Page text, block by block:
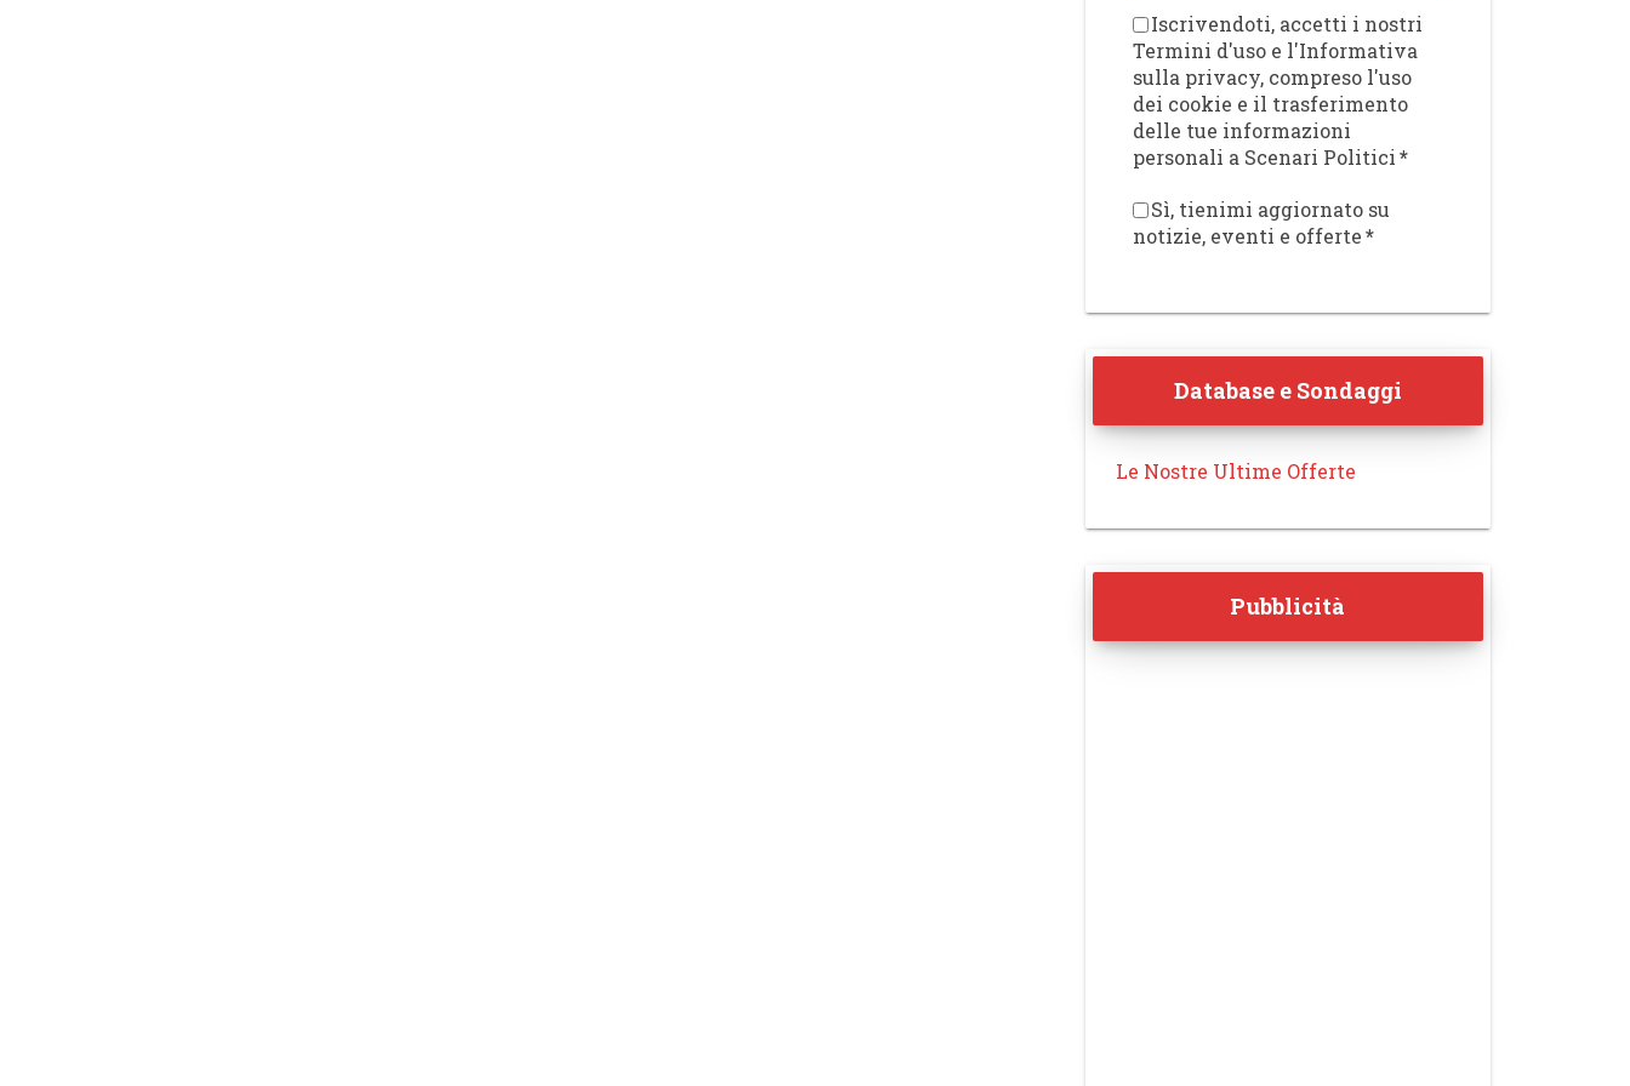
Iscrivendoti, accetti i nostri
Termini d'uso e l'Informativa
sulla privacy, compreso l'uso
dei cookie e il trasferimento
delle tue informazioni
personali a Scenari Politici*
Sì, tienimi aggiornato su
notizie, eventi e offerte*
Database e Sondaggi
Le Nostre Ultime Offerte
Pubblicità